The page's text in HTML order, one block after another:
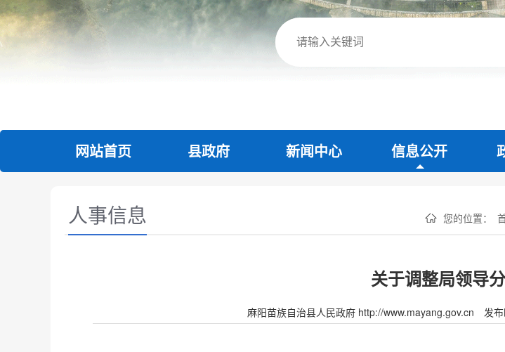
网站首页 县政府 新闻中心 信息公开
您的位置：
人事信息
关于调整局领导
麻阳苗族自治县人民政府 http://www.mayang.gov.cn 发